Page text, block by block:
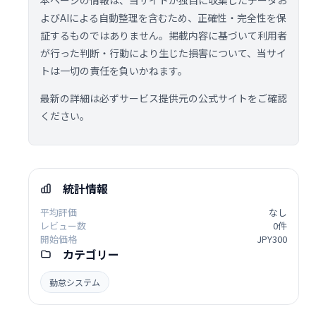
よびAIによる自動整理を含むため、正確性・完全性を保
証するものではありません。掲載内容に基づいて利用者
が行った判断・行動により生じた損害について、当サイ
トは一切の責任を負いかねます。
最新の詳細は必ずサービス提供元の公式サイトをご確認
ください。
統計情報
平均評価
なし
レビュー数
0件
開始価格
JPY300
カテゴリー
勤怠システム